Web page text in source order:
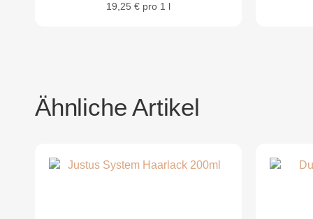
19,25 € pro 1 l
Ähnliche Artikel